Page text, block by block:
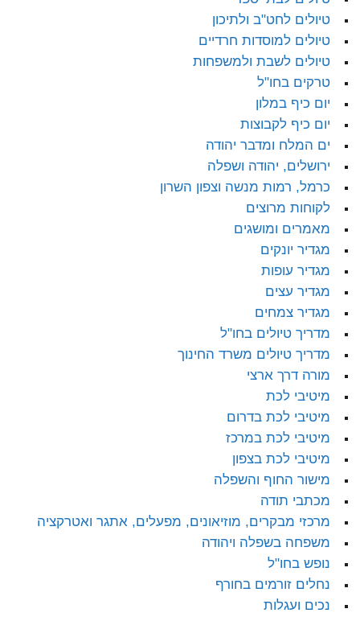
טיולים לחט"ב ולתיכון
טיולים למוסדות חרדיים
טיולים לשבת ולמשפחות
טרקים בחו"ל
יום כיף במלון
יום כיף לקבוצות
ים המלח ומדבר יהודה
ירושלים, יהודה ושפלה
כרמל, רמות מנשה וצפון השרון
לקוחות מרוצים
מאמרים ומושגים
מגדיר יונקים
מגדיר עופות
מגדיר עצים
מגדיר צמחים
מדריך טיולים בחו"ל
מדריך טיולים משרד החינוך
מורה דרך ארצי
מיטיבי לכת
מיטיבי לכת בדרום
מיטיבי לכת במרכז
מיטיבי לכת בצפון
מישור החוף והשפלה
מכתבי תודה
מרכזי מבקרים, מוזיאונים, מפעלים, אתגר ואטרקציה
משפחה בשפלה ויהודה
נופש בחו"ל
נחלים זורמים בחורף
נכים ועגלות